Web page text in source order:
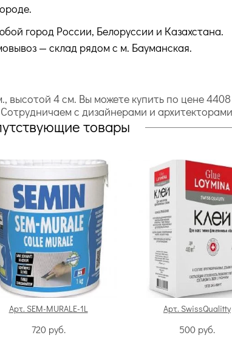
город России, Белоруссии и Казахстана.
— склад рядом с м. Бауманская.
высотой 4 cм. Вы можете купить по цене
с дизайнерами и
товары
Арт. SEM-MURALE-1L
720 руб.
Арт. SwissQualitty
500 руб.